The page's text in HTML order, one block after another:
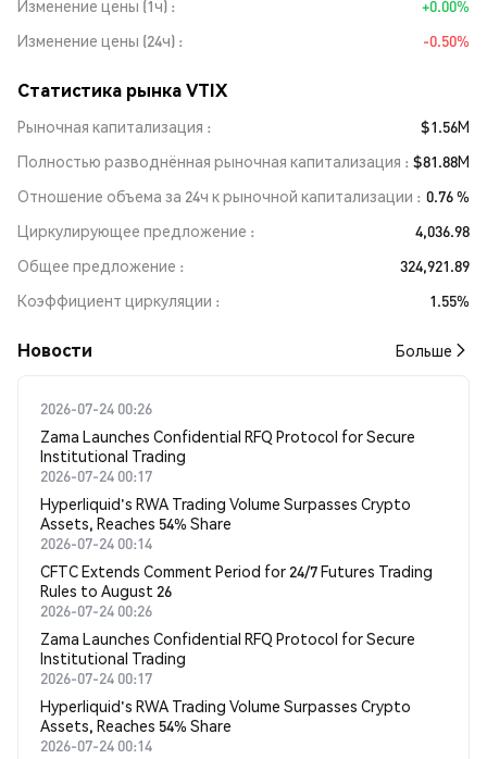
Изменение цены (1ч)
+0.00%
Изменение цены (24ч)
-0.50%
Статистика рынка VTIX
Рыночная капитализация
$1.56M
Полностью разводнённая рыночная капитализация
$81.88M
Отношение объема за 24ч к рыночной капитализации
0.76 %
Циркулирующее предложение
4,036.98
Общее предложение
324,921.89
Коэффициент циркуляции
1.55%
Новости Больше
2026-07-24 00:26
Zama Launches Confidential RFQ Protocol for Secure
Institutional Trading
2026-07-24 00:17
Hyperliquid's RWA Trading Volume Surpasses Crypto
Assets, Reaches 54% Share
2026-07-24 00:14
CFTC Extends Comment Period for 24/7 Futures Trading
Rules to August 26
2026-07-24 00:26
Zama Launches Confidential RFQ Protocol for Secure
Institutional Trading
2026-07-24 00:17
Hyperliquid's RWA Trading Volume Surpasses Crypto
Assets, Reaches 54% Share
2026-07-24 00:14